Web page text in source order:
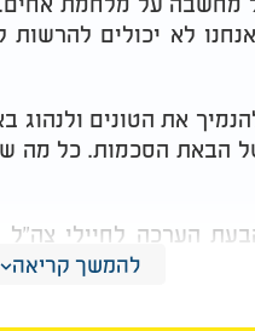
לא יכולים להרשות
את הטונים ולנהוג
הבאת הסכמות. כל מה
הערכה לחיילי צה"ל
במסירות, הולך
להמשך קריאה